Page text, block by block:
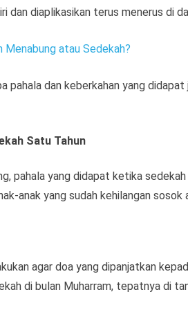
dan diaplikasikan terus menerus di
Menabung atau Sedekah?
pahala dan keberkahan yang
Satu Tahun
pahala yang didapat ketika
anak yang sudah kehilangan
agar doa yang dipanjatkan
di bulan Muharram, tepatnya di